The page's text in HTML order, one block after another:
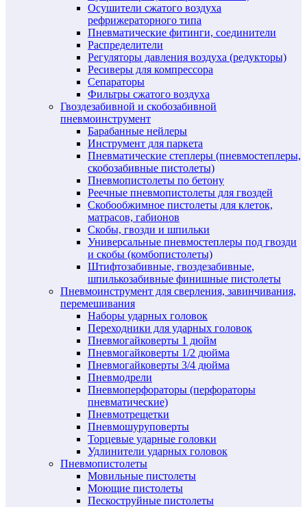
Осушители сжатого воздуха
рефрижераторного типа
Пневматические фитинги, соединители
Распределители
Регуляторы давления воздуха (редукторы)
Ресиверы для компрессора
Сепараторы
Фильтры сжатого воздуха
Гвоздезабивной и скобозабивной
пневмоинструмент
Барабанные нейлеры
Инструмент для паркета
Пневматические степлеры (пневмостеплеры,
скобозабивные пистолеты)
Пневмопистолеты по бетону
Реечные пневмопистолеты для гвоздей
Скобообжимное пистолеты для клеток,
матрасов, габионов
Скобы, гвозди и шпильки
Универсальные пневмостеплеры под гвозди
и скобы (комбопистолеты)
Штифтозабивные, гвоздезабивные,
шпилькозабивные финишные пистолеты
Пневмоинструмент для сверления, завинчивания,
перемешивания
Наборы ударных головок
Переходники для ударных головок
Пневмогайковерты 1 дюйм
Пневмогайковерты 1/2 дюйма
Пневмогайковерты 3/4 дюйма
Пневмодрели
Пневмоперфораторы (перфораторы
пневматические)
Пневмотрещетки
Пневмошуруповерты
Торцевые ударные головки
Удлинители ударных головок
Пневмопистолеты
Мовильные пистолеты
Моющие пистолеты
Пескоструйные пистолеты